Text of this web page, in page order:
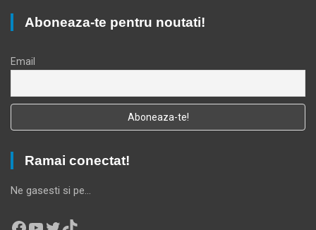
Aboneaza-te pentru noutati!
Email
Ramai conectat!
Ne gasesti si pe…